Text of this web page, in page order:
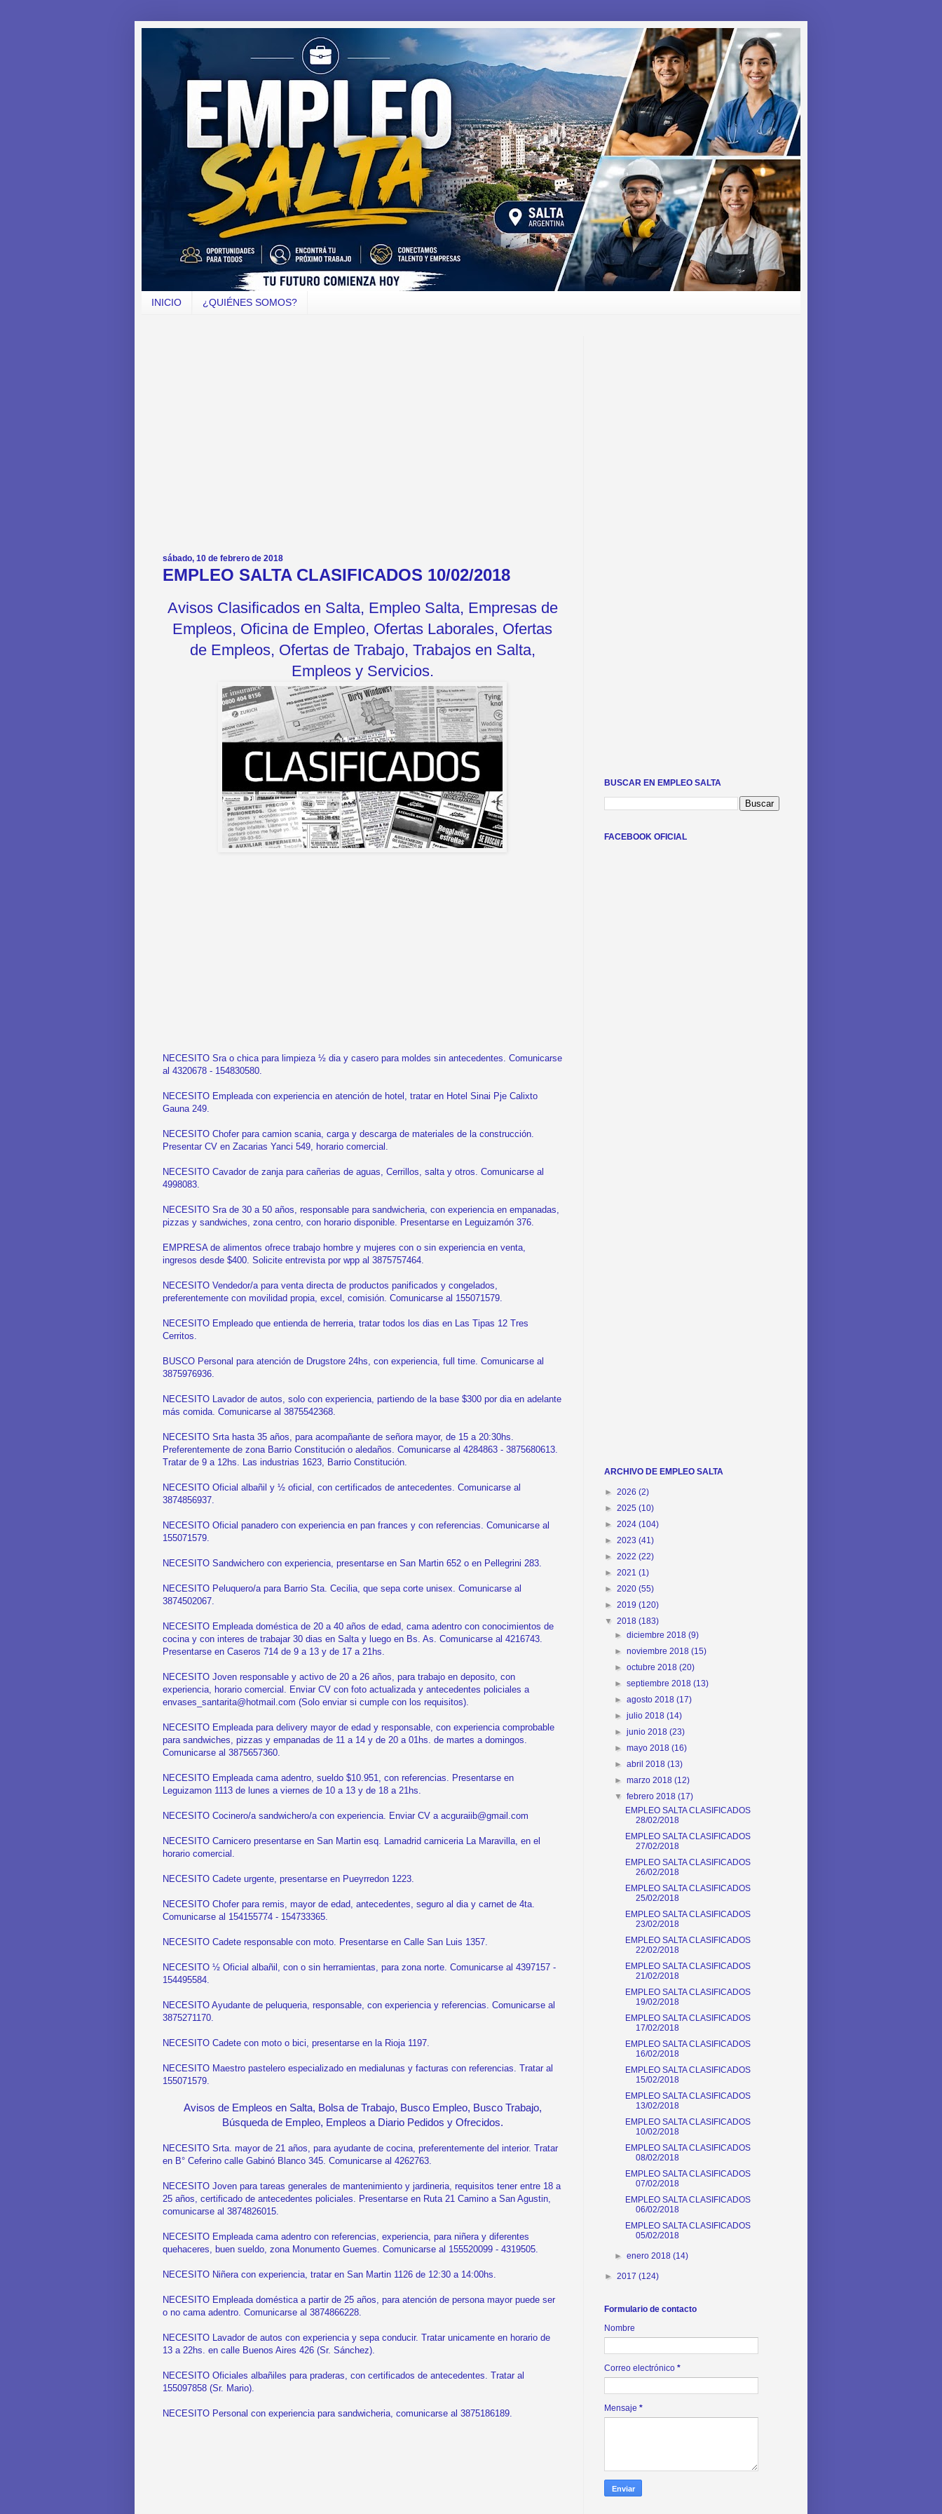
INICIO ¿QUIÉNES SOMOS?
sábado, 10 de febrero de 2018
EMPLEO SALTA CLASIFICADOS 10/02/2018
Avisos Clasificados en Salta, Empleo Salta, Empresas de
Empleos, Oficina de Empleo, Ofertas Laborales, Ofertas
de Empleos, Ofertas de Trabajo, Trabajos en Salta,
Empleos y Servicios.
NECESITO Sra o chica para limpieza ½ dia y casero para moldes sin antecedentes. Comunicarse
al 4320678 - 154830580.
NECESITO Empleada con experiencia en atención de hotel, tratar en Hotel Sinai Pje Calixto
Gauna 249.
NECESITO Chofer para camion scania, carga y descarga de materiales de la construcción.
Presentar CV en Zacarias Yanci 549, horario comercial.
NECESITO Cavador de zanja para cañerias de aguas, Cerrillos, salta y otros. Comunicarse al
4998083.
NECESITO Sra de 30 a 50 años, responsable para sandwicheria, con experiencia en empanadas,
pizzas y sandwiches, zona centro, con horario disponible. Presentarse en Leguizamón 376.
EMPRESA de alimentos ofrece trabajo hombre y mujeres con o sin experiencia en venta,
ingresos desde $400. Solicite entrevista por wpp al 3875757464.
NECESITO Vendedor/a para venta directa de productos panificados y congelados,
preferentemente con movilidad propia, excel, comisión. Comunicarse al 155071579.
NECESITO Empleado que entienda de herreria, tratar todos los dias en Las Tipas 12 Tres
Cerritos.
BUSCO Personal para atención de Drugstore 24hs, con experiencia, full time. Comunicarse al
3875976936.
NECESITO Lavador de autos, solo con experiencia, partiendo de la base $300 por dia en adelante
más comida. Comunicarse al 3875542368.
NECESITO Srta hasta 35 años, para acompañante de señora mayor, de 15 a 20:30hs.
Preferentemente de zona Barrio Constitución o aledaños. Comunicarse al 4284863 - 3875680613.
Tratar de 9 a 12hs. Las industrias 1623, Barrio Constitución.
NECESITO Oficial albañil y ½ oficial, con certificados de antecedentes. Comunicarse al
3874856937.
NECESITO Oficial panadero con experiencia en pan frances y con referencias. Comunicarse al
155071579.
NECESITO Sandwichero con experiencia, presentarse en San Martin 652 o en Pellegrini 283.
NECESITO Peluquero/a para Barrio Sta. Cecilia, que sepa corte unisex. Comunicarse al
3874502067.
NECESITO Empleada doméstica de 20 a 40 años de edad, cama adentro con conocimientos de
cocina y con interes de trabajar 30 dias en Salta y luego en Bs. As. Comunicarse al 4216743.
Presentarse en Caseros 714 de 9 a 13 y de 17 a 21hs.
NECESITO Joven responsable y activo de 20 a 26 años, para trabajo en deposito, con
experiencia, horario comercial. Enviar CV con foto actualizada y antecedentes policiales a
envases_santarita@hotmail.com (Solo enviar si cumple con los requisitos).
NECESITO Empleada para delivery mayor de edad y responsable, con experiencia comprobable
para sandwiches, pizzas y empanadas de 11 a 14 y de 20 a 01hs. de martes a domingos.
Comunicarse al 3875657360.
NECESITO Empleada cama adentro, sueldo $10.951, con referencias. Presentarse en
Leguizamon 1113 de lunes a viernes de 10 a 13 y de 18 a 21hs.
NECESITO Cocinero/a sandwichero/a con experiencia. Enviar CV a acguraiib@gmail.com
NECESITO Carnicero presentarse en San Martin esq. Lamadrid carniceria La Maravilla, en el
horario comercial.
NECESITO Cadete urgente, presentarse en Pueyrredon 1223.
NECESITO Chofer para remis, mayor de edad, antecedentes, seguro al dia y carnet de 4ta.
Comunicarse al 154155774 - 154733365.
NECESITO Cadete responsable con moto. Presentarse en Calle San Luis 1357.
NECESITO ½ Oficial albañil, con o sin herramientas, para zona norte. Comunicarse al 4397157 -
154495584.
NECESITO Ayudante de peluqueria, responsable, con experiencia y referencias. Comunicarse al
3875271170.
NECESITO Cadete con moto o bici, presentarse en la Rioja 1197.
NECESITO Maestro pastelero especializado en medialunas y facturas con referencias. Tratar al
155071579.
Avisos de Empleos en Salta, Bolsa de Trabajo, Busco Empleo, Busco Trabajo,
Búsqueda de Empleo, Empleos a Diario Pedidos y Ofrecidos.
NECESITO Srta. mayor de 21 años, para ayudante de cocina, preferentemente del interior. Tratar
en B° Ceferino calle Gabinó Blanco 345. Comunicarse al 4262763.
NECESITO Joven para tareas generales de mantenimiento y jardineria, requisitos tener entre 18 a
25 años, certificado de antecedentes policiales. Presentarse en Ruta 21 Camino a San Agustin,
comunicarse al 3874826015.
NECESITO Empleada cama adentro con referencias, experiencia, para niñera y diferentes
quehaceres, buen sueldo, zona Monumento Guemes. Comunicarse al 155520099 - 4319505.
NECESITO Niñera con experiencia, tratar en San Martin 1126 de 12:30 a 14:00hs.
NECESITO Empleada doméstica a partir de 25 años, para atención de persona mayor puede ser
o no cama adentro. Comunicarse al 3874866228.
NECESITO Lavador de autos con experiencia y sepa conducir. Tratar unicamente en horario de
13 a 22hs. en calle Buenos Aires 426 (Sr. Sánchez).
NECESITO Oficiales albañiles para praderas, con certificados de antecedentes. Tratar al
155097858 (Sr. Mario).
NECESITO Personal con experiencia para sandwicheria, comunicarse al 3875186189.
BUSCAR EN EMPLEO SALTA
FACEBOOK OFICIAL
ARCHIVO DE EMPLEO SALTA
► 2026 (2)
► 2025 (10)
► 2024 (104)
► 2023 (41)
► 2022 (22)
► 2021 (1)
► 2020 (55)
► 2019 (120)
▼ 2018 (183)
►diciembre 2018(9)
►noviembre 2018(15)
►octubre 2018(20)
►septiembre 2018(13)
►agosto 2018(17)
►julio 2018(14)
►junio 2018(23)
►mayo 2018(16)
►abril 2018(13)
►marzo 2018(12)
▼febrero 2018(17)
EMPLEO SALTA CLASIFICADOS
28/02/2018
EMPLEO SALTA CLASIFICADOS
27/02/2018
EMPLEO SALTA CLASIFICADOS
26/02/2018
EMPLEO SALTA CLASIFICADOS
25/02/2018
EMPLEO SALTA CLASIFICADOS
23/02/2018
EMPLEO SALTA CLASIFICADOS
22/02/2018
EMPLEO SALTA CLASIFICADOS
21/02/2018
EMPLEO SALTA CLASIFICADOS
19/02/2018
EMPLEO SALTA CLASIFICADOS
17/02/2018
EMPLEO SALTA CLASIFICADOS
16/02/2018
EMPLEO SALTA CLASIFICADOS
15/02/2018
EMPLEO SALTA CLASIFICADOS
13/02/2018
EMPLEO SALTA CLASIFICADOS
10/02/2018
EMPLEO SALTA CLASIFICADOS
08/02/2018
EMPLEO SALTA CLASIFICADOS
07/02/2018
EMPLEO SALTA CLASIFICADOS
06/02/2018
EMPLEO SALTA CLASIFICADOS
05/02/2018
►enero 2018(14)
► 2017 (124)
Formulario de contacto
Nombre
Correo electrónico *
Mensaje *